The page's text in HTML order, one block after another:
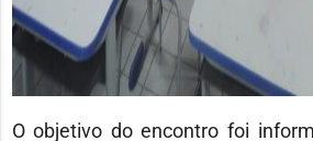
O objetivo do encontro foi